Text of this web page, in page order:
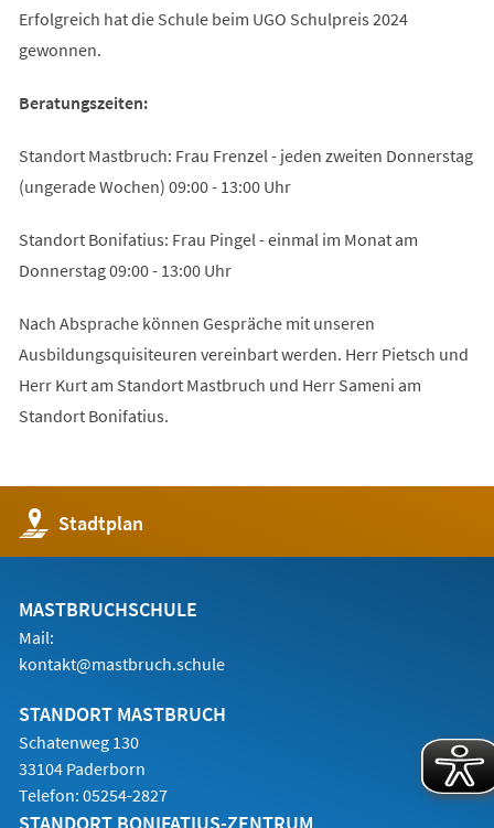
Erfolgreich hat die Schule beim UGO Schulpreis 2024
gewonnen.
Beratungszeiten:
Standort Mastbruch: Frau Frenzel - jeden zweiten Donnerstag
(ungerade Wochen) 09:00 - 13:00 Uhr
Standort Bonifatius: Frau Pingel - einmal im Monat am
Donnerstag 09:00 - 13:00 Uhr
Nach Absprache können Gespräche mit unseren
Ausbildungsquisiteuren vereinbart werden. Herr Pietsch und
Herr Kurt am Standort Mastbruch und Herr Sameni am
Standort Bonifatius.
Stadtplan
(Öffnet
in
einem
Tab)
MASTBRUCHSCHULE
Mail:
kontakt@mastbruch.schule
STANDORT MASTBRUCH
Schatenweg 130
33104 Paderborn
Telefon: 05254-2827
STANDORT BONIFATIUS-ZENTRUM